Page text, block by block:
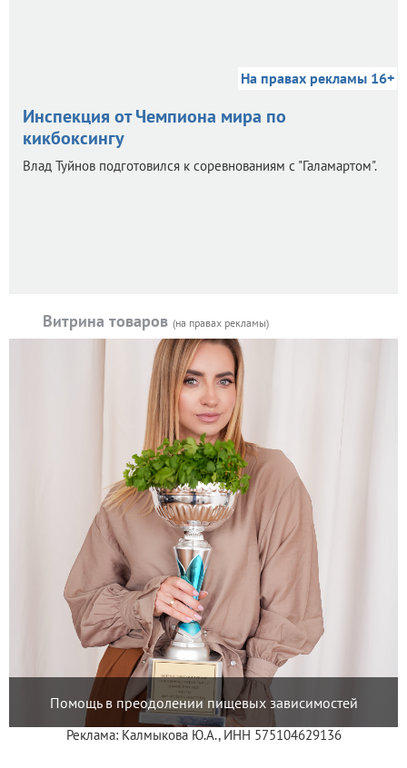
На правах рекламы 16+
Инспекция от Чемпиона мира по
кикбоксингу
Влад Туйнов подготовился к соревнованиям с "Галамартом".
Витрина товаров (на правах рекламы)
Помощь в преодолении пищевых зависимостей
Реклама: Калмыкова Ю.А., ИНН 575104629136